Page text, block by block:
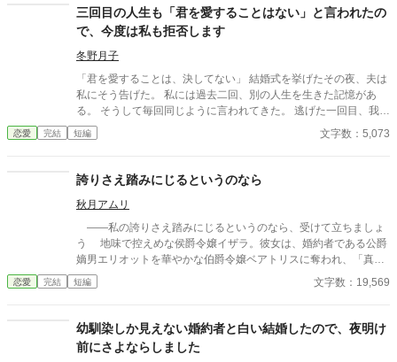
らの陳情の山、そして紅茶の淹れ方すら知らない自分。三ヶ月
後、かつて「地味な妻」と呼ばれたルチアは、辺境伯の財務顧問
として辣腕を振るっていた。
三回目の人生も「君を愛することはない」と言われたの
で、今度は私も拒否します
冬野月子
「君を愛することは、決してない」 結婚式を挙げたその夜、夫は
私にそう告げた。 私には過去二回、別の人生を生きた記憶があ
る。 そうして毎回同じように言われてきた。 逃げた一回目、我慢
した二回目。いずれも上手くいかなかった。 だから今回は。
恋愛 完結 短編 文字数：5,073
誇りさえ踏みにじるというのなら
秋月アムリ
――私の誇りさえ踏みにじるというのなら、受けて立ちましょ
う 地味で控えめな侯爵令嬢イザラ。彼女は、婚約者である公爵
嫡男エリオットを華やかな伯爵令嬢ベアトリスに奪われ、「真実
の愛」を見つけたという身勝手な理由で一方的に婚約破棄を突き
つけられる。 ベアトリスからは地味で退屈な女と公然と蔑ま
侯爵家の誇りを守るため不当な破棄を断固として拒否。たった一
人で反撃の証拠集めを開始する。 彼女が助力を求めたのは、社
交界から距離を置き、冷徹と噂される辺境伯アレクシス。彼は、
恋愛 完結 短編 文字数：19,569
幼馴染しか見えない婚約者と白い結婚したので、夜明け
前にさよならしました